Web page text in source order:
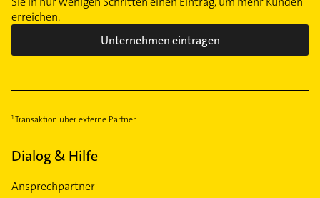
erreichen.
Unternehmen eintragen
Transaktion über externe Partner
Dialog & Hilfe
Ansprechpartner